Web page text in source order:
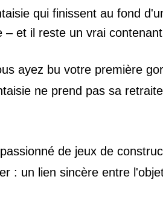
qui finissent au fond
et il reste un vrai
ayez bu votre première
ne prend pas sa
de jeux de
: un lien sincère entre